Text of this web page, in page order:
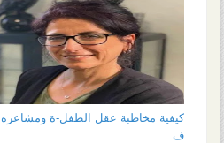
كيفية مخاطبة عقل الطفل-ة ومشاعره
ف...